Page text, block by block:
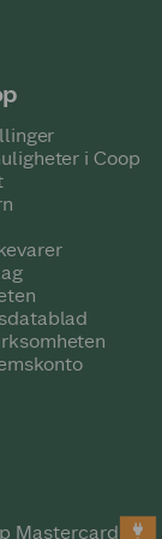
i Coop
Mastercard